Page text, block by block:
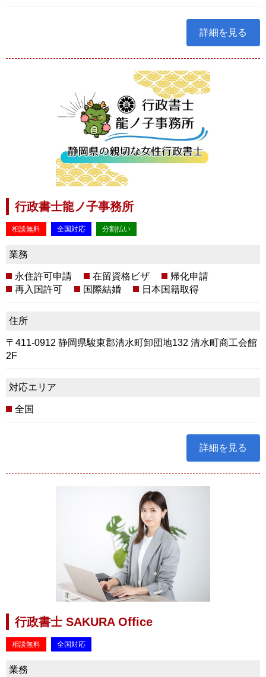
詳細を見る
行政書士龍ノ子事務所
相談無料 全国対応 分割払い
業務
永住許可申請 在留資格ビザ
帰化申請
再入国許可
国際結婚 日本国籍取得
住所
〒411-0912 静岡県駿東郡清水町卸団地132 清水町商工会館
2F
対応エリア
全国
詳細を見る
行政書士 SAKURA Office
相談無料 全国対応
業務